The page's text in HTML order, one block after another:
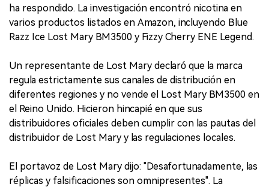
ha respondido. La investigación encontró nicotina en
varios productos listados en Amazon, incluyendo Blue
Razz Ice Lost Mary BM3500 y Fizzy Cherry ENE Legend.
Un representante de Lost Mary declaró que la marca
regula estrictamente sus canales de distribución en
diferentes regiones y no vende el Lost Mary BM3500 en
el Reino Unido. Hicieron hincapié en que sus
distribuidores oficiales deben cumplir con las pautas del
distribuidor de Lost Mary y las regulaciones locales.
El portavoz de Lost Mary dijo: "Desafortunadamente, las
réplicas y falsificaciones son omnipresentes". La